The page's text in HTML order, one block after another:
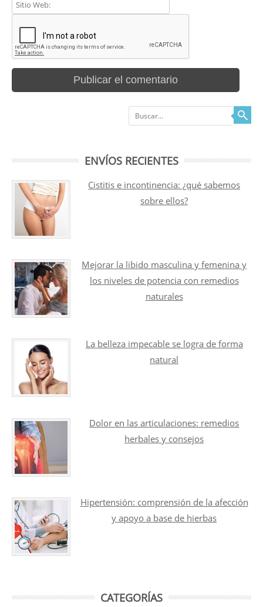
Buscar
ENVÍOS RECIENTES
Cistitis e incontinencia: ¿qué sabemos
sobre ellos?
Mejorar la libido masculina y femenina y
los niveles de potencia con remedios
naturales
La belleza impecable se logra de forma
natural
Dolor en las articulaciones: remedios
herbales y consejos
Hipertensión: comprensión de la afección
y apoyo a base de hierbas
CATEGORÍAS